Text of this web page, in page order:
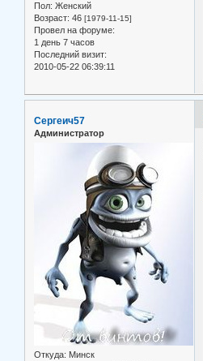
Пол: Женский
Возраст: 46 [1979-11-15]
Провел на форуме:
1 день 7 часов
Последний визит:
2010-05-22 06:39:11
Сергеич57
Администратор
Откуда: Минск